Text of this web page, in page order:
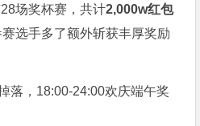
场奖杯赛，共计2,000w红包
选手多了额外斩获丰厚奖励
落， 18:00-24:00欢庆端午奖